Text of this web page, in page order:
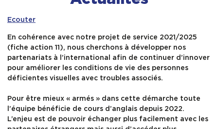
Contact & Accès
Ecouter
En cohérence avec notre projet de service 2021/2025
(fiche action 11), nous cherchons à développer nos
partenariats à l’international afin de continuer d’innover
pour améliorer les conditions de vie des personnes
déficientes visuelles avec troubles associés.
Pour être mieux « armés » dans cette démarche toute
l’équipe bénéficie de cours d’anglais depuis 2022.
L’enjeu est de pouvoir échanger plus facilement avec les